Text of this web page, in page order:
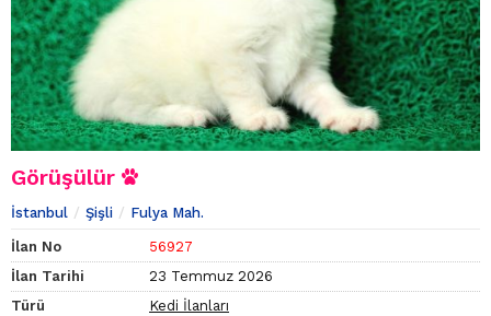
Görüşülür
İstanbul Şişli Fulya Mah.
İlan No
56927
İlan Tarihi
23 Temmuz 2026
Türü
Kedi İlanları